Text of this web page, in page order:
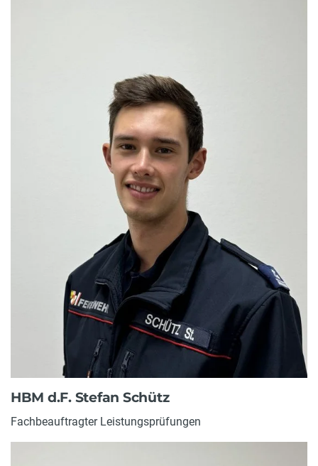
HBM d.F. Stefan Schütz
Fachbeauftragter Leistungsprüfungen